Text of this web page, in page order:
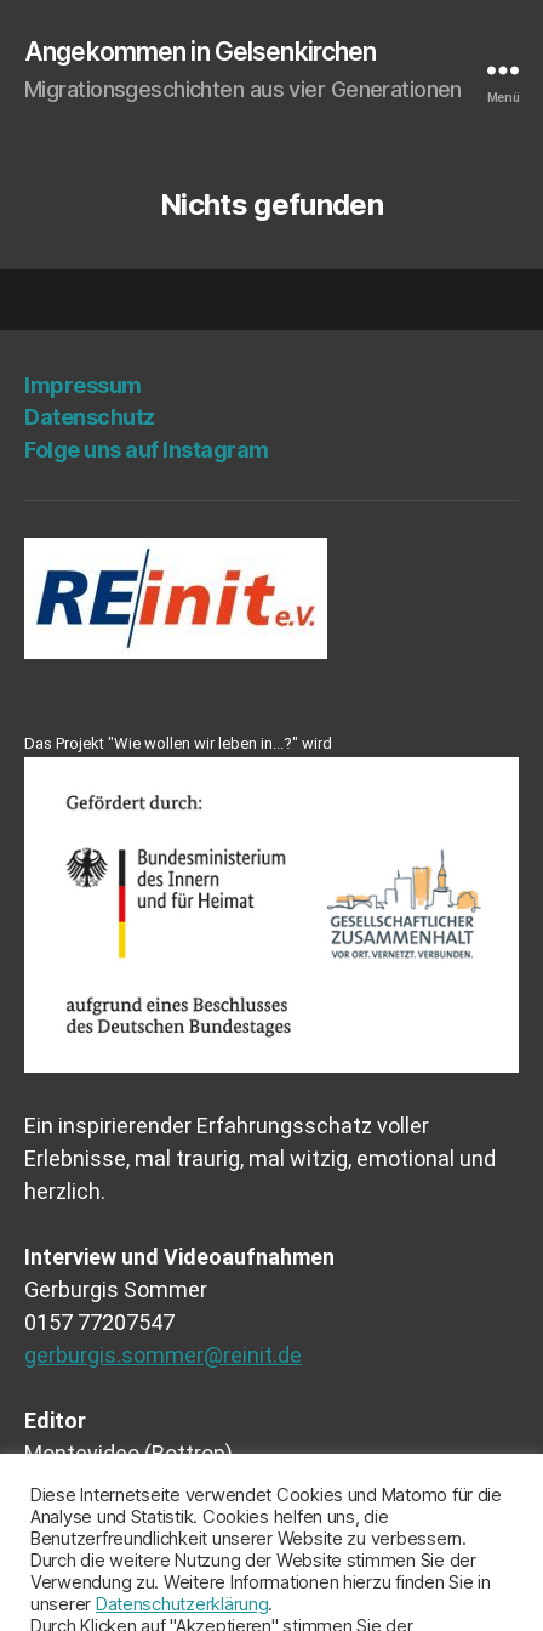
Angekommen in Gelsenkirchen
Migrationsgeschichten aus vier Generationen Menü
Nichts gefunden
Impres­sum
Daten­schutz
Fol­ge uns auf Instagram
Das Projekt "Wie wollen wir leben in...?" wird
Ein inspirierender Erfahrungsschatz voller
Erlebnisse, mal traurig, mal witzig, emotional und
herzlich.
Interview und Videoaufnahmen
Gerburgis Sommer
0157 77207547
gerburgis.sommer@reinit.de
Editor
Montevideo (Bottrop)
Ferdinand Fries
Diese Internetseite verwendet Cookies und Matomo für die
Analyse und Statistik. Cookies helfen uns, die
Benutzerfreundlichkeit unserer Website zu verbessern.
Durch die weitere Nutzung der Website stimmen Sie der
Verwendung zu. Weitere Informationen hierzu finden Sie in
unserer Datenschutzerklärung.
Durch Klicken auf "Akzeptieren" stimmen Sie der